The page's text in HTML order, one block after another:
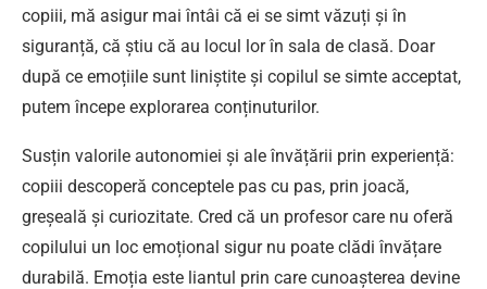
copiii, mă asigur mai întâi că ei se simt văzuți și în
siguranță, că știu că au locul lor în sala de clasă. Doar
după ce emoțiile sunt liniștite și copilul se simte acceptat,
putem începe explorarea conținuturilor.
Susțin valorile autonomiei și ale învățării prin experiență:
copiii descoperă conceptele pas cu pas, prin joacă,
greșeală și curiozitate. Cred că un profesor care nu oferă
copilului un loc emoțional sigur nu poate clădi învățare
durabilă. Emoția este liantul prin care cunoașterea devine